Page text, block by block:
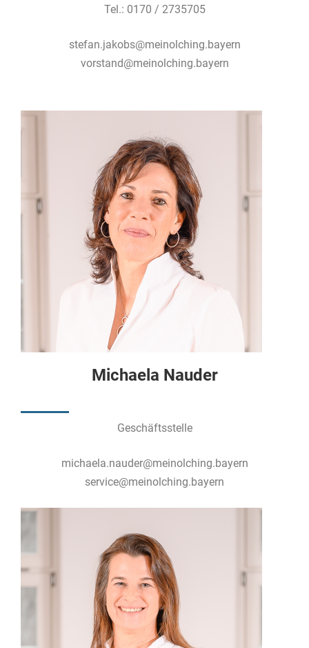
Tel.: 0170 / 2735705
stefan.jakobs@meinolching.bayern
vorstand@meinolching.bayern
Michaela Nauder
Geschäftsstelle
michaela.nauder@meinolching.bayern
service@meinolching.bayern